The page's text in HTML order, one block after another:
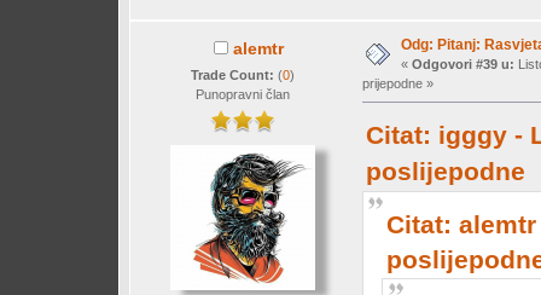
alemtr
Trade Count: (0)
Punopravni član
Odg: Pitanj:
« Odgovori #39 u:
prijepodne »
Citat: igggy -
poslijepodne
Citat: alemtr